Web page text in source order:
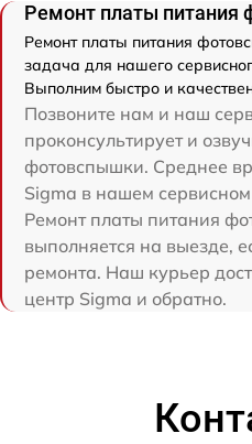
Ремонт платы питания
Ремонт платы питания
задача для нашего
Выполним быстро и
Позвоните нам и наш
проконсультирует и
фотовспышки. Среднее
Sigma в нашем
Ремонт платы питания
выполняется на выезде,
ремонта. Наш курьер
центр Sigma и обратно.